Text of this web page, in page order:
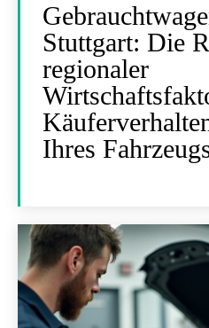
Stuttgart: Die
regionaler
Ihres